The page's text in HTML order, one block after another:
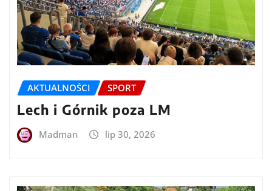
AKTUALNOŚCI SPORT
Lech i Górnik poza LM
Madman lip 30, 2026